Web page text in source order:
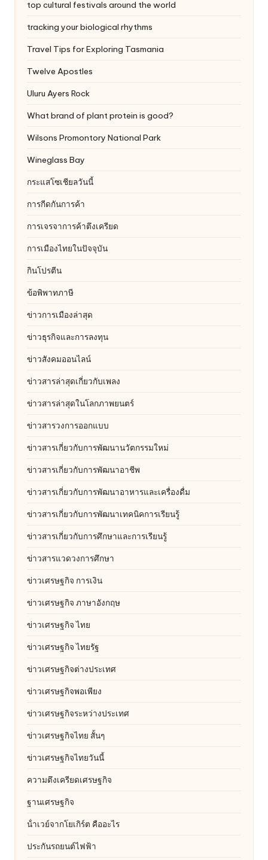
top cultural festivals around the world
tracking your biological rhythms
Travel Tips for Exploring Tasmania
Twelve Apostles
Uluru Ayers Rock
What brand of plant protein is good?
Wilsons Promontory National Park
Wineglass Bay
กระแสโซเชียลวันนี้
การกีดกันการค้า
การเจรจาการค้าตึงเครียด
การเมืองไทยในปัจจุบัน
กินโปรตีน
ข้อพิพาทภาษี
ข่าวการเมืองล่าสุด
ข่าวธุรกิจและการลงทุน
ข่าวสังคมออนไลน์
ข่าวสารล่าสุดเกี่ยวกับเพลง
ข่าวสารล่าสุดในโลกภาพยนตร์
ข่าวสารวงการออกแบบ
ข่าวสารเกี่ยวกับการพัฒนานวัตกรรมใหม่
ข่าวสารเกี่ยวกับการพัฒนาอาชีพ
ข่าวสารเกี่ยวกับการพัฒนาอาหารและเครื่องดื่ม
ข่าวสารเกี่ยวกับการพัฒนาเทคนิคการเรียนรู้
ข่าวสารเกี่ยวกับการศึกษาและการเรียนรู้
ข่าวสารแวดวงการศึกษา
ข่าวเศรษฐกิจ การเงิน
ข่าวเศรษฐกิจ ภาษาอังกฤษ
ข่าวเศรษฐกิจ ไทย
ข่าวเศรษฐกิจ ไทยรัฐ
ข่าวเศรษฐกิจต่างประเทศ
ข่าวเศรษฐกิจพอเพียง
ข่าวเศรษฐกิจระหว่างประเทศ
ข่าวเศรษฐกิจไทย สั้นๆ
ข่าวเศรษฐกิจไทยวันนี้
ความตึงเครียดเศรษฐกิจ
ฐานเศรษฐกิจ
น้ําเวย์จากโยเกิร์ต คืออะไร
ประกันรถยนต์ไฟฟ้า